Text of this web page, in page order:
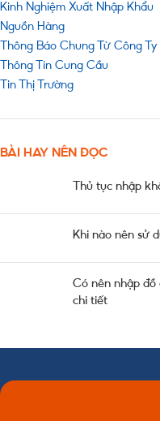
Kinh Nghiệm Xuất Nhập Khẩu
Nguồn Hàng
Thông Báo Chung Từ Công Ty
Thông Tin Cung Cầu
Tin Thị Trường
BÀI HAY NÊN ĐỌC
Thủ tục nhập
Khi nào nên sử
Có nên nhập đồ
chi tiết